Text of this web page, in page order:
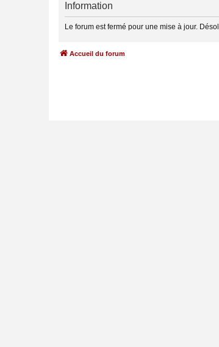
Information
Le forum est fermé pour une mise à jour.
Accueil du forum